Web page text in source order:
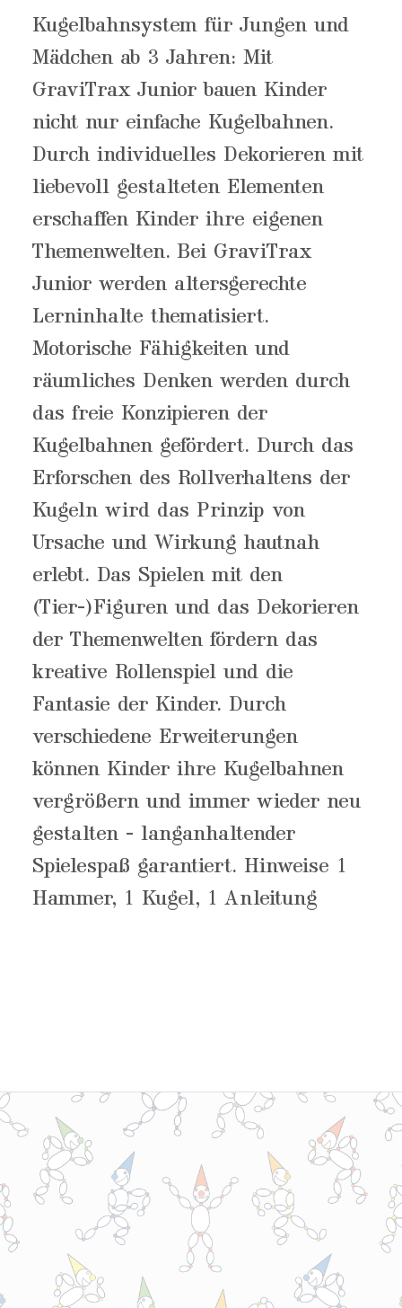
Kugelbahnsystem für Jungen und
Mädchen ab 3 Jahren: Mit
GraviTrax Junior bauen Kinder
nicht nur einfache Kugelbahnen.
Durch individuelles Dekorieren mit
liebevoll gestalteten Elementen
erschaffen Kinder ihre eigenen
Themenwelten. Bei GraviTrax
Junior werden altersgerechte
Lerninhalte thematisiert.
Motorische Fähigkeiten und
räumliches Denken werden durch
das freie Konzipieren der
Kugelbahnen gefördert. Durch das
Erforschen des Rollverhaltens der
Kugeln wird das Prinzip von
Ursache und Wirkung hautnah
erlebt. Das Spielen mit den
(Tier-)Figuren und das Dekorieren
der Themenwelten fördern das
kreative Rollenspiel und die
Fantasie der Kinder. Durch
verschiedene Erweiterungen
können Kinder ihre Kugelbahnen
vergrößern und immer wieder neu
gestalten - langanhaltender
Spielespaß garantiert. Hinweise 1
Hammer, 1 Kugel, 1 Anleitung